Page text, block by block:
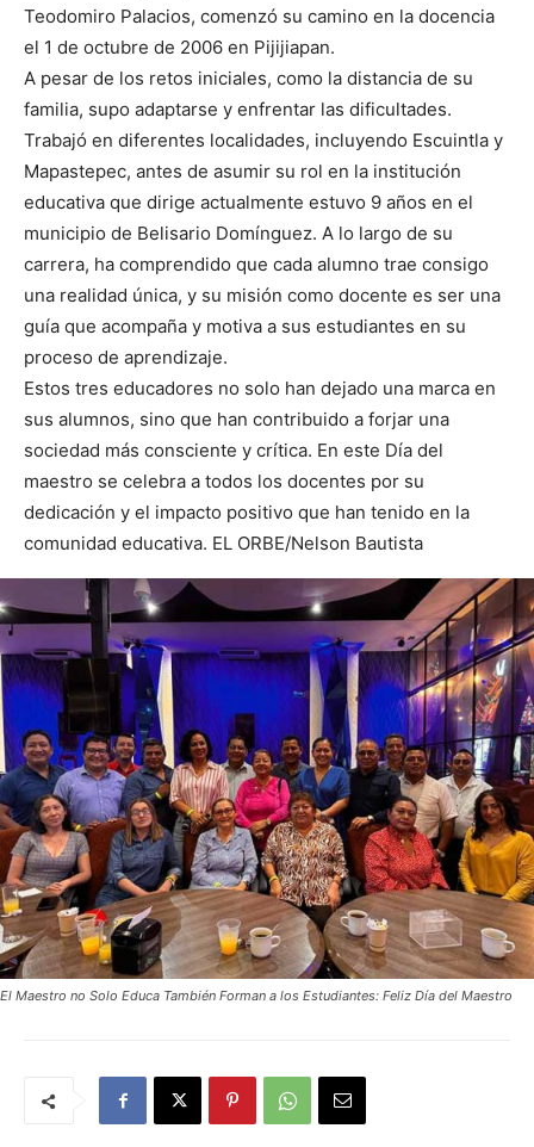
Teodomiro Palacios, comenzó su camino en la docencia
el 1 de octubre de 2006 en Pijijiapan.
A pesar de los retos iniciales, como la distancia de su
familia, supo adaptarse y enfrentar las dificultades.
Trabajó en diferentes localidades, incluyendo Escuintla y
Mapastepec, antes de asumir su rol en la institución
educativa que dirige actualmente estuvo 9 años en el
municipio de Belisario Domínguez. A lo largo de su
carrera, ha comprendido que cada alumno trae consigo
una realidad única, y su misión como docente es ser una
guía que acompaña y motiva a sus estudiantes en su
proceso de aprendizaje.
Estos tres educadores no solo han dejado una marca en
sus alumnos, sino que han contribuido a forjar una
sociedad más consciente y crítica. En este Día del
maestro se celebra a todos los docentes por su
dedicación y el impacto positivo que han tenido en la
comunidad educativa. EL ORBE/Nelson Bautista
El Maestro no Solo Educa También Forman a los Estudiantes: Feliz Día del Maestro